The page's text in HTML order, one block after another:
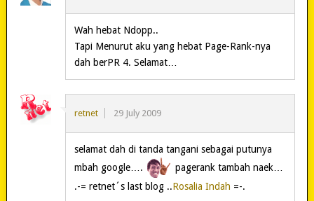
Wah hebat Ndopp..
Tapi Menurut aku yang hebat Page-Rank-nya
dah berPR 4. Selamat…
retnet 29 July 2009
selamat dah di tanda tangani sebagai putunya
mbah google….
pagerank tambah naek…
.-= retnet´s last blog ..Rosalia Indah =-.